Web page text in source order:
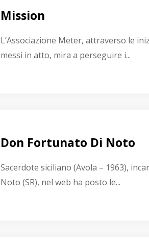
Mission
L’Associazione Meter, attraverso le
messi in atto, mira a perseguire i...
Don Fortunato Di Noto
Sacerdote siciliano (Avola – 1963),
Noto (SR), nel web ha posto le...